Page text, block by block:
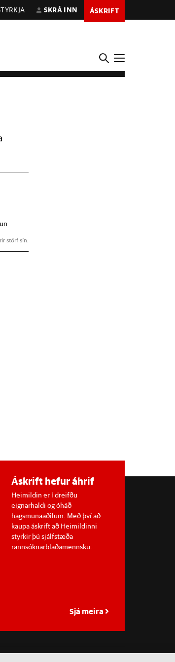
SKRÁ INN ÁSKRIFT
störf sín.
Áskrift hefur áhrif
Heimildin er í dreifðu
eignarhaldi og óháð
hagsmunaaðilum. Með því að
kaupa áskrift að Heimildinni
styrkir þú sjálfstæða
rannsóknarblaðamennsku.
Sjá meira